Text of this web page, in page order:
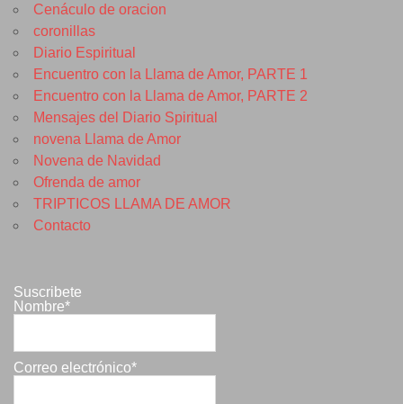
Cenáculo de oracion
coronillas
Diario Espiritual
Encuentro con la Llama de Amor, PARTE 1
Encuentro con la Llama de Amor, PARTE 2
Mensajes del Diario Spiritual
novena Llama de Amor
Novena de Navidad
Ofrenda de amor
TRIPTICOS LLAMA DE AMOR
Contacto
Suscribete
Nombre*
Correo electrónico*